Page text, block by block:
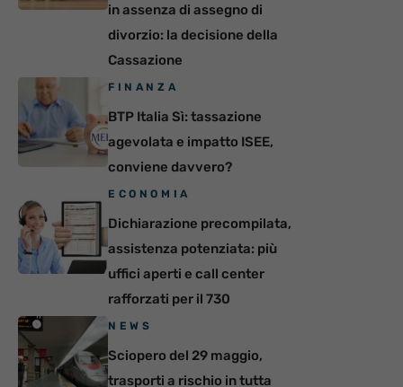
in assenza di assegno di
divorzio: la decisione della
Cassazione
FINANZA
BTP Italia Sì: tassazione
agevolata e impatto ISEE,
conviene davvero?
ECONOMIA
Dichiarazione precompilata,
assistenza potenziata: più
uffici aperti e call center
rafforzati per il 730
NEWS
Sciopero del 29 maggio,
trasporti a rischio in tutta